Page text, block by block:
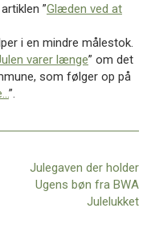
”Glæden ved at
i en mindre målestok.
varer længe” om det
som følger op på
”.
Julegaven der holder
Ugens bøn fra BWA
Julelukket